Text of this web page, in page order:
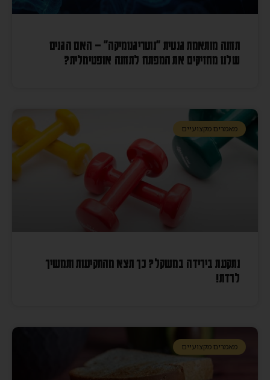
תזונה מותאמת גנטית "נוטריגנומיקה" – האם הגנים
שלנו מחזיקים את המפתח לתזונה אופטימלית?
מאמרים מקצועיים
נתקעת בירידה במשקל? כך תצא מהתקיעות ותמשיך
לרדת!
מאמרים מקצועיים